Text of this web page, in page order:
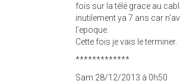
fois sur la télé grace au
inutilement ya 7 ans car
l'epoque.
Cette fois je vais le terminer.
*************
Sam 28/12/2013 à 0h50